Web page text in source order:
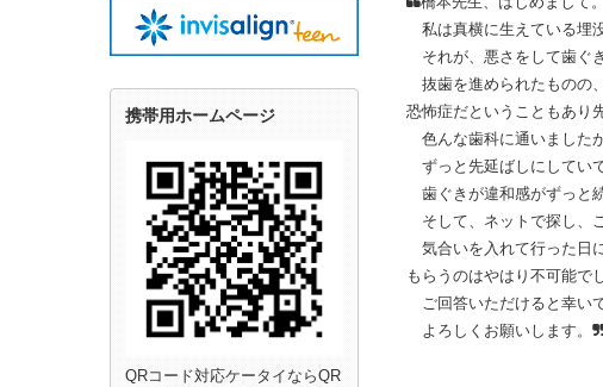
私は真横に生えている埋
それが、悪さをして歯ぐ
抜歯を進められたものの
恐怖症だということもあり
色んな歯科に通いました
ずっと先延ばしにしてい
歯ぐきが違和感がずっと
そして、ネットで探し、
気合いを入れて行った日
もらうのはやはり不可能で
ご回答いただけると幸いで
よろしくお願いします。
携帯用ホームページ
QRコード対応ケータイならQR